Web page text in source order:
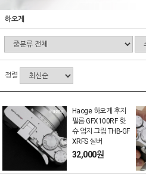
하오게
정렬
Haoge 하오게 후지
필름 GFX100RF 핫
슈 엄지 그립 THB-GF
XRFS 실버
32,000원